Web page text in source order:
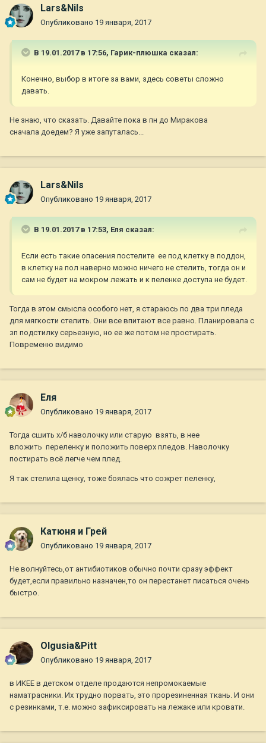
Lars&Nils
Опубликовано 19 января, 2017
В 19.01.2017 в 17:56, Гарик-плюшка сказал:
Конечно, выбор в итоге за вами, здесь советы сложно
давать.
Не знаю, что сказать. Давайте пока в пн до Миракова
сначала доедем? Я уже запуталась...
Lars&Nils
Опубликовано 19 января, 2017
В 19.01.2017 в 17:53, Еля сказал:
Если есть такие опасения постелите ее под клетку в поддон,
в клетку на пол наверно можно ничего не стелить, тогда он и
сам не будет на мокром лежать и к пеленке доступа не будет.
Тогда в этом смысла особого нет, я стараюсь по два три пледа
для мягкости стелить. Они все впитают все равно. Планировала с
зп подстилку серьезную, но ее же потом не простирать.
Повременю видимо
Еля
Опубликовано 19 января, 2017
Тогда сшить х/б наволочку или старую взять, в нее
вложить переленку и положить поверх пледов. Наволочку
постирать всё легче чем плед.
Я так стелила щенку, тоже боялась что сожрет пеленку,
Катюня и Грей
Опубликовано 19 января, 2017
Не волнуйтесь,от антибиотиков обычно почти сразу эффект
будет,если правильно назначен,то он перестанет писаться очень
быстро.
Olgusia&Pitt
Опубликовано 19 января, 2017
в ИКЕЕ в детском отделе продаются непромокаемые
наматрасники. Их трудно порвать, это прорезиненная ткань. И они
с резинками, т.е. можно зафиксировать на лежаке или кровати.